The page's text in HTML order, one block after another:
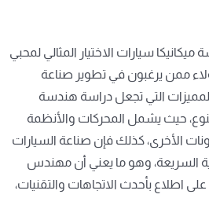
سيارات الاختيار المثالي لمحبي
ممن يرغبون في تطوير صناعة
التي تجعل دراسة هندسة
حيث يشمل المحركات والأنظمة
الأخرى، كذلك فإن صناعة السيارات
السريعة، وهو ما يعني أن مهندس
اطلاع بأحدث الاتجاهات والتقنيات،